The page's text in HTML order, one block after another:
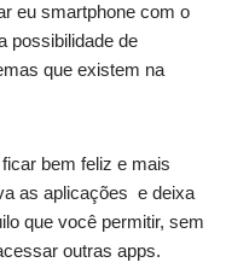
eu smartphone com o
possibilidade de
que existem na
bem feliz e mais
as aplicações e deixa
que você permitir, sem
outras apps.